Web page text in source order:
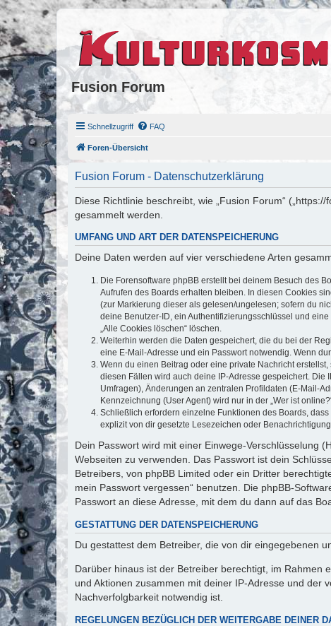
Fusion Forum
Schnellzugriff FAQ
Foren-Übersicht
Fusion Forum - Datenschutzerklärung
Diese Richtlinie beschreibt, wie „Fusion Forum“
gesammelt werden.
UMFANG UND ART DER DATENSPEICHERUNG
Deine Daten werden auf vier verschiedene Arten
Die Forensoftware phpBB erstellt bei deinem Besuch des
Aufrufen des Boards erhalten bleiben. In diesen Cookies
(zur Markierung dieser als gelesen/ungelesen; sofern du
deine Benutzer-ID, ein Authentifizierungsschlüssel und
„Alle Cookies löschen“ löschen.
Weiterhin werden die Daten gespeichert, die du bei der
eine E-Mail-Adresse und ein Passwort notwendig. Wenn
Wenn du einen Beitrag oder eine private Nachricht
diesen Fällen wird auch deine IP-Adresse gespeichert.
Umfragen), Änderungen an zentralen Profildaten (E-Mail-
Kennzeichnung (User Agent) wird nur in der „Wer ist
Schließlich erfordern einzelne Funktionen des Boards,
explizit von dir gesetzte Lesezeichen oder
Dein Passwort wird mit einer Einwege-Verschlüsselung
Webseiten zu verwenden. Das Passwort ist dein
Betreibers, von phpBB Limited oder ein Dritter
mein Passwort vergessen“ benutzen. Die phpBB-
Passwort an diese Adresse, mit dem du dann auf das
GESTATTUNG DER DATENSPEICHERUNG
Du gestattest dem Betreiber, die von dir eingegebenen
Darüber hinaus ist der Betreiber berechtigt, im Rahmen
und Aktionen zusammen mit deiner IP-Adresse und der
Nachverfolgbarkeit notwendig ist.
REGELUNGEN BEZÜGLICH DER WEITERGABE DEINER